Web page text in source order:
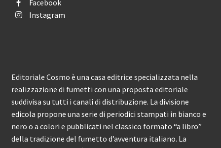
Facebook
Instagram
Editoriale Cosmo è una casa editrice specializzata nella
realizzazione di fumetti con una proposta editoriale
suddivisa su tutti i canali di distribuzione. La divisione
edicola propone una serie di periodici stampati in bianco e
nero o a colori e pubblicati nel classico formato “a libro”
della tradizione del fumetto d’avventura italiano. La